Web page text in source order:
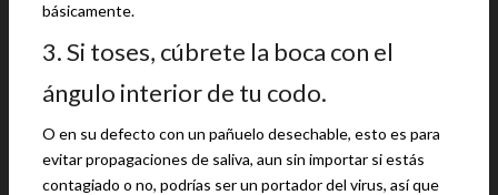
básicamente.
3. Si toses, cúbrete la boca con el
ángulo interior de tu codo.
O en su defecto con un pañuelo desechable, esto es para
evitar propagaciones de saliva, aun sin importar si estás
contagiado o no, podrías ser un portador del virus, así que